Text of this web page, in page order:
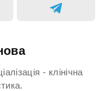
- клінічна